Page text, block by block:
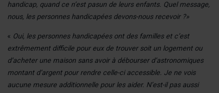
handicap, quand ce n’est pasun de leurs enfants. Quel message,
nous, les personnes handicapées devons-nous recevoir ?»
« Oui, les personnes handicapées ont des familles et c’est
extrêmement difficile pour eux de trouver soit un logement ou
d’acheter une maison sans avoir à débourser d’astronomiques
montant d’argent pour rendre celle-ci accessible. Je ne vois
aucune mesure additionnelle pour les aider. N’est-il pas aussi